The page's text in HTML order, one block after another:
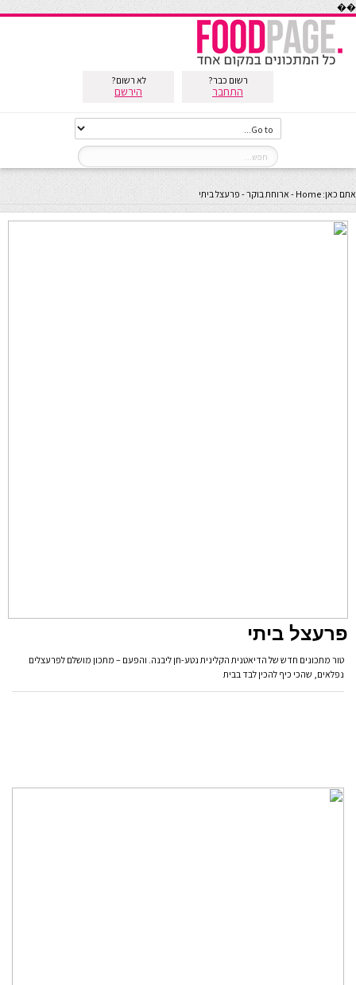
��
רשום כבר?
התחבר
לא רשום?
הירשם
אתם כאן: Home
- ארוחת בוקר- פרעצל ביתי
פרעצל ביתי
טור מתכונים חדש של הדיאטנית הקלינית נטע-חן ליבנה. והפעם – מתכון מושלם לפרעצלים
נפלאים, שהכי כיף להכין לבד בבית